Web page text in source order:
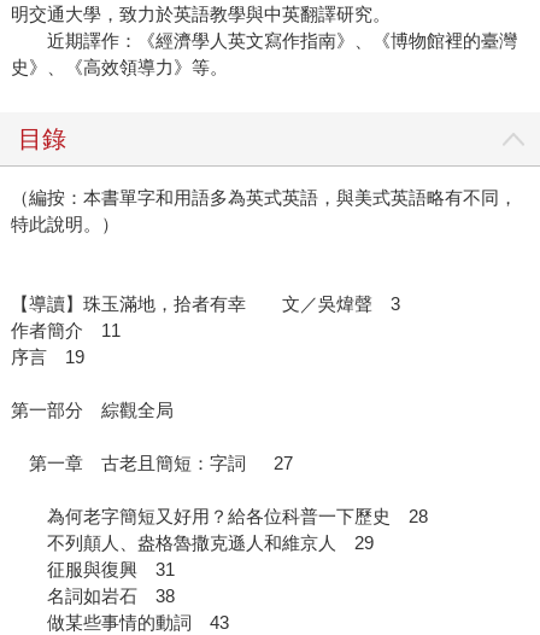
明交通大學，致力於英語教學與中英翻譯研究。
近期譯作：《經濟學人英文寫作指南》、《博物館裡的臺灣
史》、《高效領導力》等。
目錄
（編按：本書單字和用語多為英式英語，與美式英語略有不同，
特此說明。）
【導讀】珠玉滿地，拾者有幸 文／吳煒聲 3
作者簡介 11
序言 19
第一部分 綜觀全局
第一章 古老且簡短：字詞 27
為何老字簡短又好用？給各位科普一下歷史 28
不列顛人、盎格魯撒克遜人和維京人 29
征服與復興 31
名詞如岩石 38
做某些事情的動詞 43